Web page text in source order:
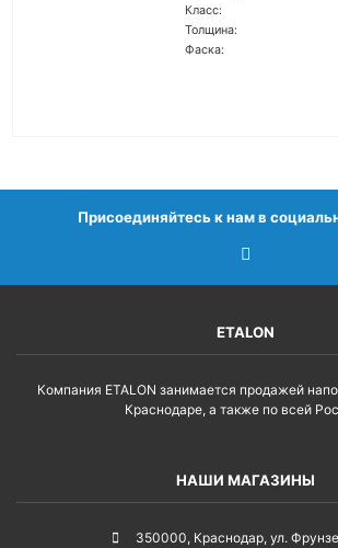
Класс:
Толщина:
Фаска:
Присоединяйтесь к нам в
ETALON
Компания ETALON занимается продажей
Краснодаре, а также по всей
НАШИ МАГАЗИНЫ
350000, Краснодар, ул.